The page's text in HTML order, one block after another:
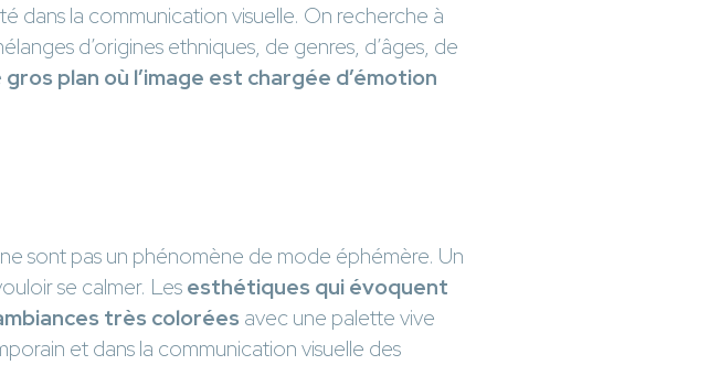
dans la communication visuelle. On recherche à
d’origines ethniques, de genres, d’âges, de
gros plan où l’image est chargée d’émotion
ne sont pas un phénomène de mode éphémère. Un
se calmer. Lesesthétiques qui évoquent
très colorées avec une palette vive
et dans la communication visuelle des